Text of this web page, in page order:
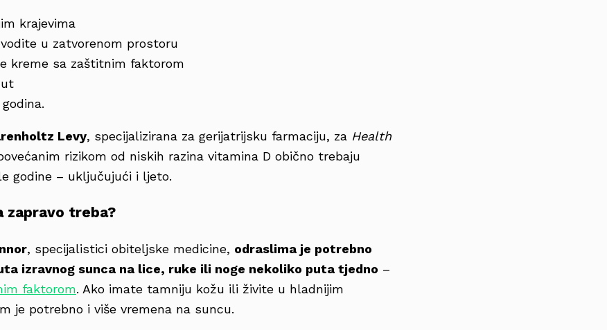
krajevima
u zatvorenom prostoru
kreme sa zaštitnim faktorom
Levy, specijalizirana za gerijatrijsku farmaciju, za Health
rizikom od niskih razina vitamina D obično trebaju
godine – uključujući i ljeto.
zapravo treba?
, specijalistici obiteljske medicine, odraslima je potrebno
izravnog sunca na lice, ruke ili noge nekoliko puta tjedno –
faktorom. Ako imate tamniju kožu ili živite u hladnijim
je potrebno i više vremena na suncu.